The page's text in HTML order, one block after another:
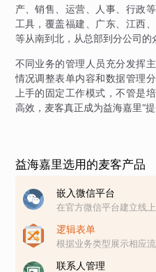
产、销售、运营、人事、行政
工具，覆盖福建、广东、江西
等从南到北，从总部到分公司的
不同业务的管理人员充分发挥
情况调整表单内容和数据管理
上手的固定工作模式，不管是
高效，麦客真正成为益海嘉里“
益海嘉里选用的麦客产品
嵌入微信平台
在官方微信平台建立线
逻辑表单
根据业务类型展示相应
联系人管理